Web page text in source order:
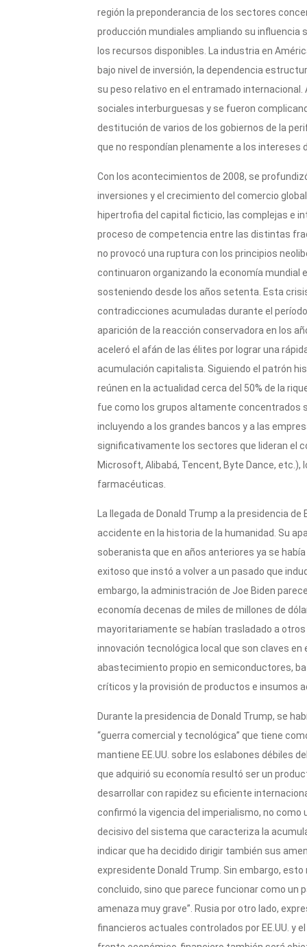
región la preponderancia de los sectores
producción mundiales ampliando su influencia
los recursos disponibles. La industria en
bajo nivel de inversión, la dependencia
su peso relativo en el entramado
sociales interburguesas y se fueron
destitución de varios de los gobiernos de la
que no respondían plenamente a los intereses
Con los acontecimientos de 2008, se
inversiones y el crecimiento del comercio
hipertrofia del capital ficticio, las complejas e
proceso de competencia entre las distintas
no provocó una ruptura con los principios
continuaron organizando la economía mundial
sosteniendo desde los años setenta. Esta
contradicciones acumuladas durante el
aparición de la reacción conservadora en los
aceleró el afán de las élites por lograr una
acumulación capitalista. Siguiendo el patrón
reúnen en la actualidad cerca del 50% de la
fue como los grupos altamente concentrados
incluyendo a los grandes bancos y a las
significativamente los sectores que lideran el
Microsoft, Alibabá, Tencent, Byte Dance,
farmacéuticas.
La llegada de Donald Trump a la presidencia
accidente en la historia de la humanidad. Su
soberanista que en años anteriores ya se
exitoso que instó a volver a un pasado que
embargo, la administración de Joe Biden
economía decenas de miles de millones de
mayoritariamente se habían trasladado a
innovación tecnológica local que son claves en
abastecimiento propio en semiconductores,
críticos y la provisión de productos e insumos
Durante la presidencia de Donald Trump, se
“guerra comercial y tecnológica” que tiene
mantiene EE.UU. sobre los eslabones débiles
que adquirió su economía resultó ser un
desarrollar con rapidez su eficiente
confirmó la vigencia del imperialismo, no
decisivo del sistema que caracteriza la
indicar que ha decidido dirigir también sus
expresidente Donald Trump. Sin embargo,
concluido, sino que parece funcionar como un
amenaza muy grave”. Rusia por otro lado,
financieros actuales controlados por EE.UU. y